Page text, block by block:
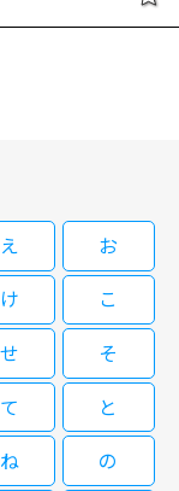
え
お
け
こ
せ
そ
て
と
ね
の